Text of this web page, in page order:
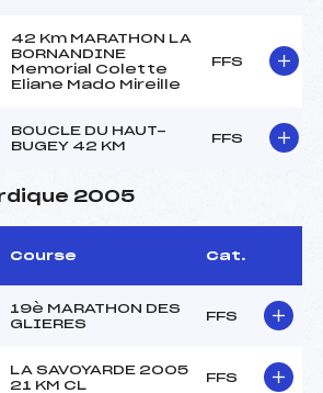
42 Km MARATHON LA
BORNANDINE
Memorial Colette
Eliane Mado Mireille
FFS
BOUCLE DU HAUT-
BUGEY 42 KM
FFS
2005
Course Cat.
19è MARATHON DES
GLIERES
FFS
LA SAVOYARDE 2005
21 KM CL
FFS